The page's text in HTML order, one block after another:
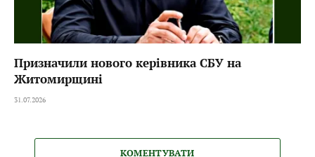
Призначили нового керівника СБУ на
Житомирщині
31.07.2026
КОМЕНТУВАТИ